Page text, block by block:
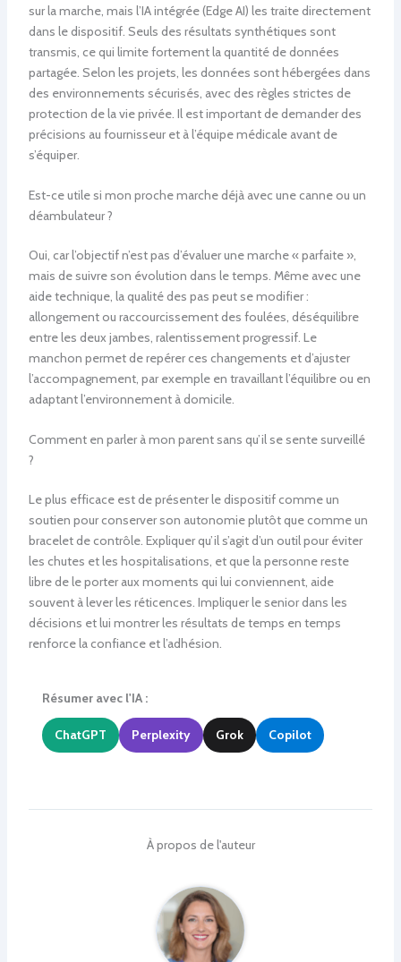
sur la marche, mais l’IA intégrée (Edge AI) les traite directement
dans le dispositif. Seuls des résultats synthétiques sont
transmis, ce qui limite fortement la quantité de données
partagée. Selon les projets, les données sont hébergées dans
des environnements sécurisés, avec des règles strictes de
protection de la vie privée. Il est important de demander des
précisions au fournisseur et à l’équipe médicale avant de
s’équiper.
Est-ce utile si mon proche marche déjà avec une canne ou un
déambulateur ?
Oui, car l’objectif n’est pas d’évaluer une marche « parfaite »,
mais de suivre son évolution dans le temps. Même avec une
aide technique, la qualité des pas peut se modifier :
allongement ou raccourcissement des foulées, déséquilibre
entre les deux jambes, ralentissement progressif. Le
manchon permet de repérer ces changements et d’ajuster
l’accompagnement, par exemple en travaillant l’équilibre ou en
adaptant l’environnement à domicile.
Comment en parler à mon parent sans qu’il se sente surveillé
?
Le plus efficace est de présenter le dispositif comme un
soutien pour conserver son autonomie plutôt que comme un
bracelet de contrôle. Expliquer qu’il s’agit d’un outil pour éviter
les chutes et les hospitalisations, et que la personne reste
libre de le porter aux moments qui lui conviennent, aide
souvent à lever les réticences. Impliquer le senior dans les
décisions et lui montrer les résultats de temps en temps
renforce la confiance et l’adhésion.
Résumer avec l'IA :
ChatGPT Perplexity Grok Copilot
À propos de l'auteur